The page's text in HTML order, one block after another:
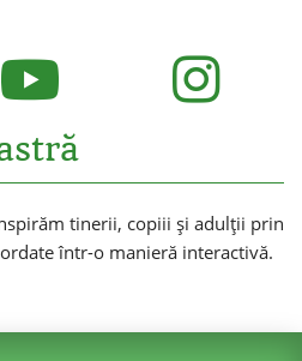
tinerii, copiii și adulții prin
într-o manieră interactivă.